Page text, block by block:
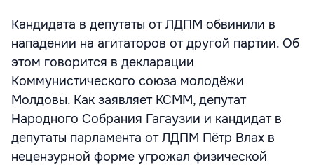
Кандидата в депутаты от ЛДПМ обвинили в
нападении на агитаторов от другой партии. Об
этом говорится в декларации
Коммунистического союза молодёжи
Молдовы. Как заявляет КСММ, депутат
Народного Собрания Гагаузии и кандидат в
депутаты парламента от ЛДПМ Пётр Влах в
нецензурной форме угрожал физической